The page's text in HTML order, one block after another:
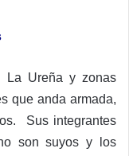
La Ureña y zonas
que anda armada,
Sus integrantes
son suyos y los